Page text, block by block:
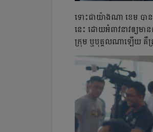
ទោះ​ជា​យ៉ាង​ណា ខេម បា
នេះ ដោយ​អំពាវនាវ​ឲ្យ​ម
ក្រុម ឬ​បុគ្គលណា​ឡើយ គឺ​ត្រូ